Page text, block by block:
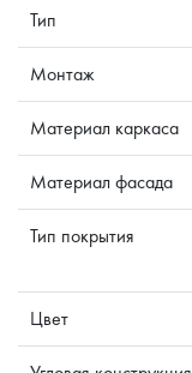
Тип
Монтаж
Материал каркаса
Материал фасада
Тип покрытия
Цвет